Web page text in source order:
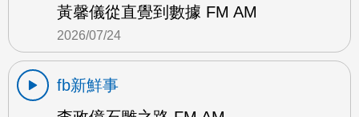
黃馨儀從直覺到數據 FM AM
2026/07/24
fb新鮮事